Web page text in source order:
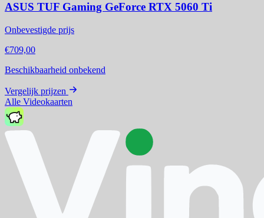
ASUS TUF Gaming GeForce RTX 5060 Ti
Onbevestigde prijs
€709,00
Beschikbaarheid onbekend
Vergelijk prijzen
Alle Videokaarten